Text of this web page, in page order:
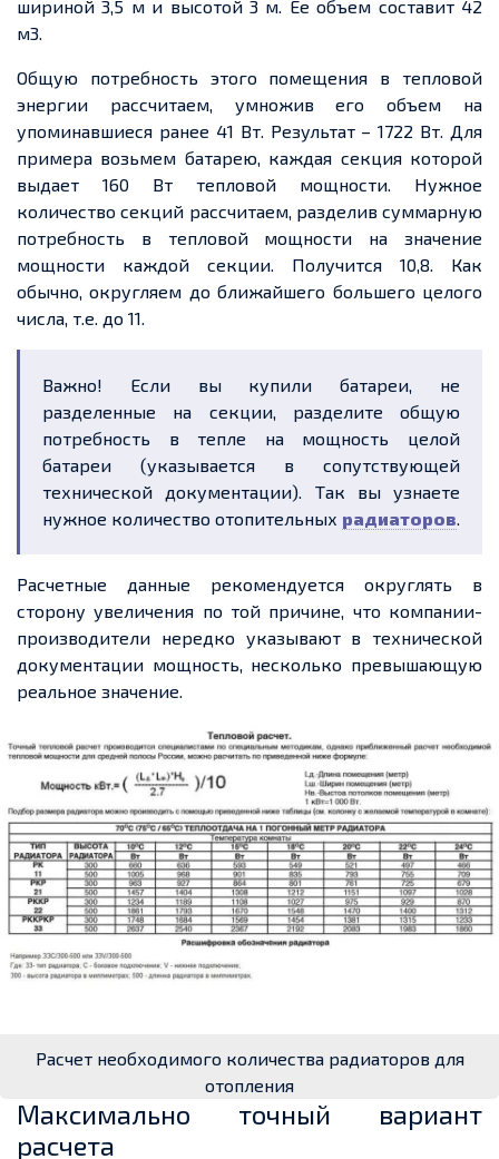
шириной 3,5 м и высотой 3 м. Ее объем составит 42
м3.
Общую потребность этого помещения в тепловой
энергии рассчитаем, умножив его объем на
упоминавшиеся ранее 41 Вт. Результат – 1722 Вт. Для
примера возьмем батарею, каждая секция которой
выдает 160 Вт тепловой мощности. Нужное
количество секций рассчитаем, разделив суммарную
потребность в тепловой мощности на значение
мощности каждой секции. Получится 10,8. Как
обычно, округляем до ближайшего большего целого
числа, т.е. до 11.
Важно! Если вы купили батареи, не
разделенные на секции, разделите общую
потребность в тепле на мощность целой
батареи (указывается в сопутствующей
технической документации). Так вы узнаете
нужное количество отопительных радиаторов.
Расчетные данные рекомендуется округлять в
сторону увеличения по той причине, что компании-
производители нередко указывают в технической
документации мощность, несколько превышающую
реальное значение.
Расчет необходимого количества радиаторов для
отопления
Максимально точный вариант
расчета